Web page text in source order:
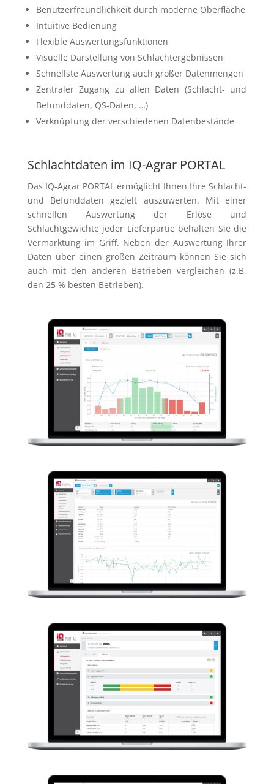
Benutzerfreundlichkeit durch moderne Oberfläche
Intuitive Bedienung
Flexible Auswertungsfunktionen
Visuelle Darstellung von Schlachtergebnissen
Schnellste Auswertung auch großer Datenmengen
Zentraler Zugang zu allen Daten (Schlacht- und
Befunddaten, QS-Daten, …)
Verknüpfung der verschiedenen Datenbestände
Schlachtdaten im IQ-Agrar PORTAL
Das IQ-Agrar PORTAL ermöglicht Ihnen Ihre Schlacht-
und Befunddaten gezielt auszuwerten. Mit einer
schnellen Auswertung der Erlöse und
Schlachtgewichte jeder Lieferpartie behalten Sie die
Vermarktung im Griff. Neben der Auswertung Ihrer
Daten über einen großen Zeitraum können Sie sich
auch mit den anderen Betrieben vergleichen (z.B.
den 25 % besten Betrieben).